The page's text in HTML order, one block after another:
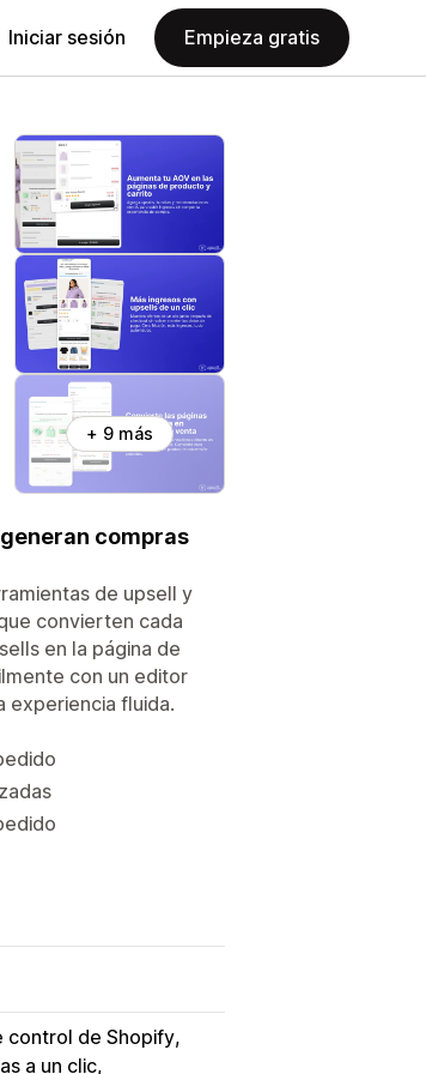
Iniciar sesión Empieza gratis
+ 9 más
compras
de upsell y
convierten cada
en la página de
con un editor
experiencia fluida.
control de Shopify
a un clic